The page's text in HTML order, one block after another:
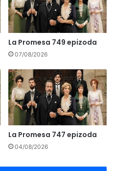
La Promesa 749 epizoda
07/08/2026
La Promesa 747 epizoda
04/08/2026